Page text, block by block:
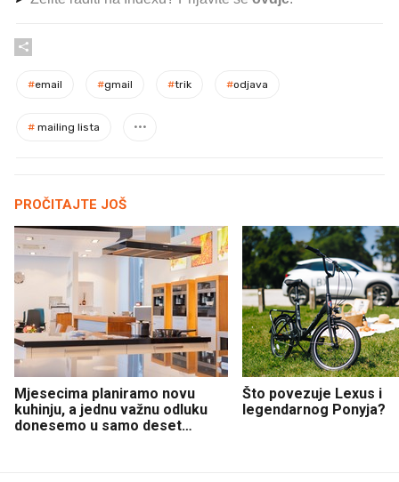
#email #gmail #trik #odjava
# mailing lista
PROČITAJTE JOŠ
Mjesecima planiramo novu
kuhinju, a jednu važnu odluku
donesemo u samo deset
Što povezuje Lexus i
legendarnog Ponyja?